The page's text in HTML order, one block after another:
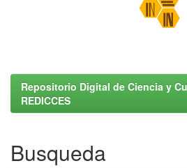
Repositorio Digital de Ciencia y
REDICCES
Busqueda